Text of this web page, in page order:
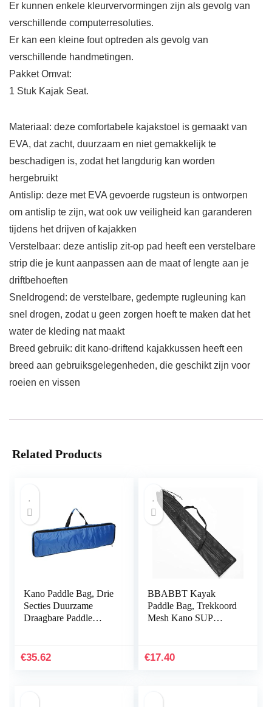
Er kunnen enkele kleurvervormingen zijn als gevolg van
verschillende computerresoluties.
Er kan een kleine fout optreden als gevolg van
verschillende handmetingen.
Pakket Omvat:
1 Stuk Kajak Seat.
Materiaal: deze comfortabele kajakstoel is gemaakt van
EVA, dat zacht, duurzaam en niet gemakkelijk te
beschadigen is, zodat het langdurig kan worden
hergebruikt
Antislip: deze met EVA gevoerde rugsteun is ontworpen
om antislip te zijn, wat ook uw veiligheid kan garanderen
tijdens het drijven of kajakken
Verstelbaar: deze antislip zit-op pad heeft een verstelbare
strip die je kunt aanpassen aan de maat of lengte aan je
driftbehoeften
Sneldrogend: de verstelbare, gedempte rugleuning kan
snel drogen, zodat u geen zorgen hoeft te maken dat het
water de kleding nat maakt
Breed gebruik: dit kano-driftend kajakkussen heeft een
breed aan gebruiksgelegenheden, die geschikt zijn voor
roeien en vissen
Related Products
Kano Paddle Bag, Drie
Secties Duurzame
Draagbare Paddle
voor Kajak Kano
€35.62
BBABBT Kayak
Paddle Bag, Trekkoord
Mesh Kano SUP
Draagtas, Gemakkelijk
€17.40